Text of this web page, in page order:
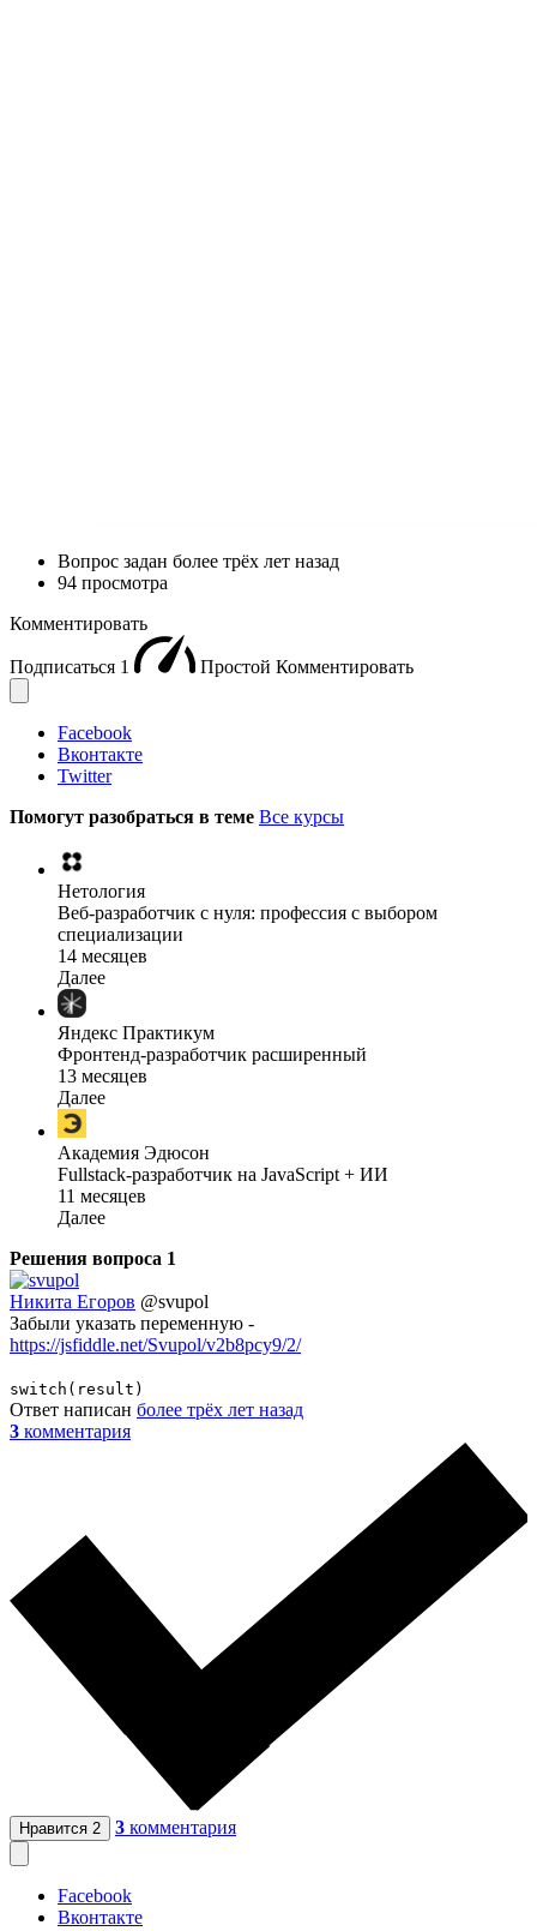
Вопрос задан более трёх лет назад
94 просмотра
Комментировать
Подписаться 1 Простой Комментировать
Facebook
Вконтакте
Twitter
Помогут разобраться в теме Все курсы
Нетология
Веб-разработчик с нуля: профессия с выбором
специализации
14 месяцев
Далее
Яндекс Практикум
Фронтенд-разработчик расширенный
13 месяцев
Далее
Академия Эдюсон
Fullstack-разработчик на JavaScript + ИИ
11 месяцев
Далее
Решения вопроса 1
Никита Егоров @svupol
Забыли указать переменную -
https://jsfiddle.net/Svupol/v2b8pcy9/2/
switch(result)
Ответ написан более трёх лет назад
3 комментария
Нравится 2 3 комментария
Facebook
Вконтакте